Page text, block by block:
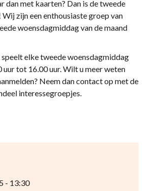
- 13:30
dan met kaarten? Dan is de tweede
zijn een enthousiaste groep van
woensdagmiddag van de maand
elke tweede woensdagmiddag
uur tot 16.00 uur. Wilt u meer weten
Neem dan contact op met de
interessegroepjes.